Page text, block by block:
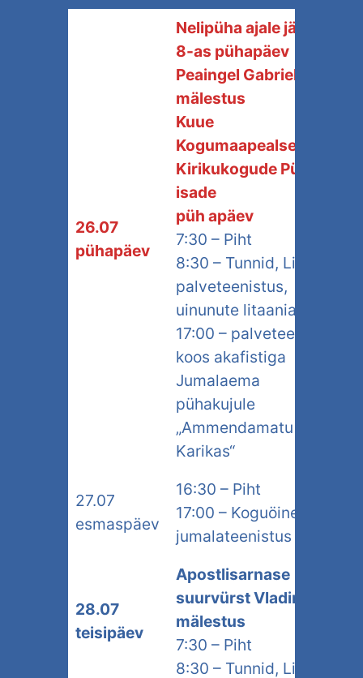
26.07
pühapäev
Nelipüha ajale järgnev
8-as pühapäev
Peaingel Gabrieli
mälestus
Kuue
Kogumaapealsete
Kirikukogude Pühade
isade
püh apäev
7:30 – Piht
8:30 – Tunnid, Liturgia
palveteenistus,
uinunute litaania
17:00 – palveteenistus
koos akafistiga
Jumalaema
pühakujule
„Ammendamatu
Karikas“
27.07
esmaspäev
16:30 – Piht
17:00 – Koguöine
jumalateenistus
28.07
teisipäev
Apostlisarnase
suurvürst Vladimiri
mälestus
7:30 – Piht
8:30 – Tunnid, Liturgia